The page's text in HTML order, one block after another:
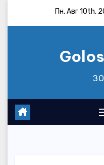
Пн. Авг 10th,